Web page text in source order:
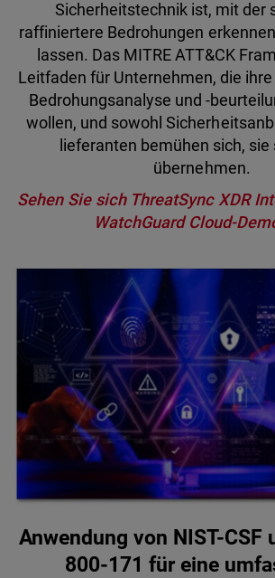
Sicherheitstechnik ist, mit der
raffiniertere Bedrohungen
lassen. Das MITRE ATT&CK
Leitfaden für Unternehmen, die
Bedrohungsanalyse und -
wollen, und sowohl
lieferanten bemühen sich, sie
übernehmen.
Sehen Sie sich ThreatSync XDR
WatchGuard Cloud-
Anwendung von NIST-CSF
800-171 für eine